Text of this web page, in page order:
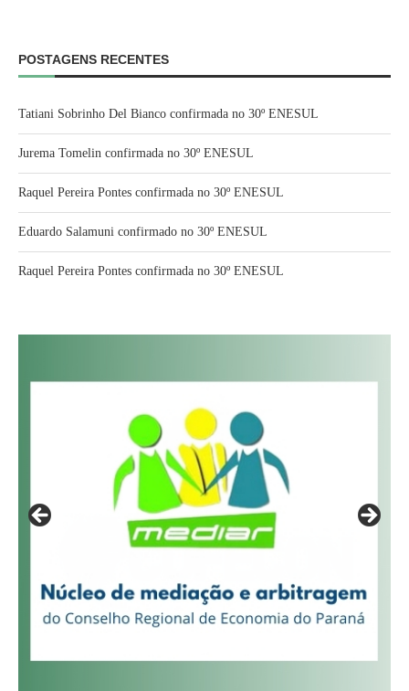
POSTAGENS RECENTES
Tatiani Sobrinho Del Bianco confirmada no 30º ENESUL
Jurema Tomelin confirmada no 30º ENESUL
Raquel Pereira Pontes confirmada no 30º ENESUL
Eduardo Salamuni confirmado no 30º ENESUL
Raquel Pereira Pontes confirmada no 30º ENESUL